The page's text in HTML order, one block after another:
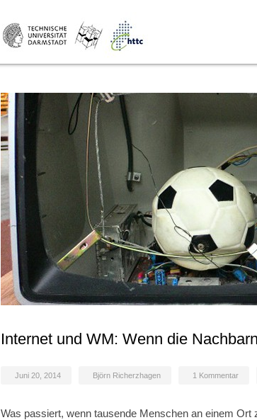
Internet und WM: Wenn die
Juni 20, 2014 Björn Richerzhagen 1 Kommentar
Was passiert, wenn tausende Menschen an einem